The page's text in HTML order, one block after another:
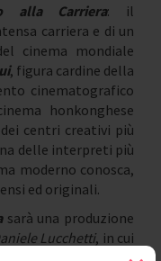
alla Carriera: il
carriera e di un
cinema mondiale
, figura cardine della
cinematografico
honkonghese
centri creativi più
delle interpreti più
moderno conosca,
ed originali.
sarà una produzione
Lucchetti, in cui
ad un intenso